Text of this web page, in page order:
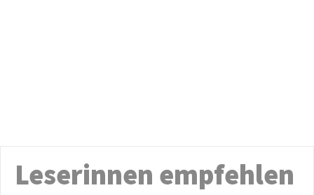
Leserinnen empfehlen